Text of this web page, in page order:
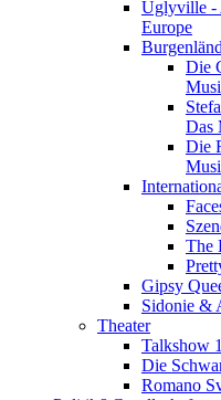
Uglyville -
Europe
Die
Das
Die
The
Gipsy
Sidonie &
Theater
Talkshow
Die
Romano